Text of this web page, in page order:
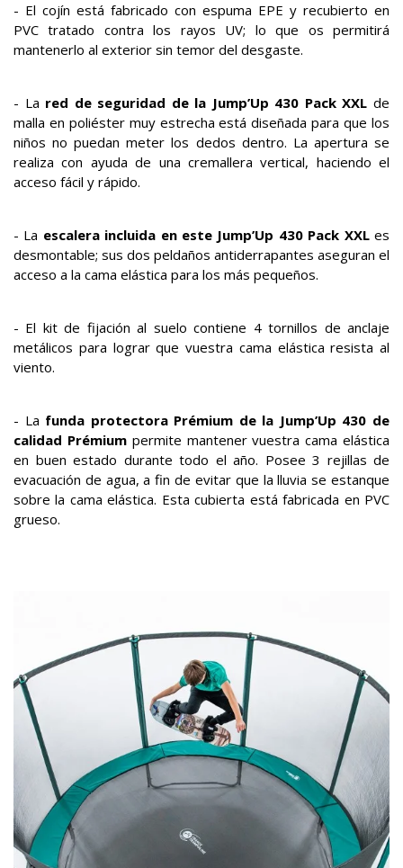
- El cojín está fabricado con espuma EPE y recubierto en
PVC tratado contra los rayos UV; lo que os permitirá
mantenerlo al exterior sin temor del desgaste.
- La red de seguridad de la Jump’Up 430 Pack XXL de
malla en poliéster muy estrecha está diseñada para que los
niños no puedan meter los dedos dentro. La apertura se
realiza con ayuda de una cremallera vertical, haciendo el
acceso fácil y rápido.
- La escalera incluida en este Jump’Up 430 Pack XXLes
desmontable; sus dos peldaños antiderrapantes aseguran el
acceso a la cama elástica para los más pequeños.
- El kit de fijación al suelo contiene 4 tornillos de anclaje
metálicos para lograr que vuestra cama elástica resista al
viento.
- La funda protectora Prémium de la Jump’Up 430 de
calidad Prémiumpermite mantener vuestra cama elástica
en buen estado durante todo el año. Posee 3 rejillas de
evacuación de agua, a fin de evitar que la lluvia se estanque
sobre la cama elástica. Esta cubierta está fabricada en PVC
grueso.